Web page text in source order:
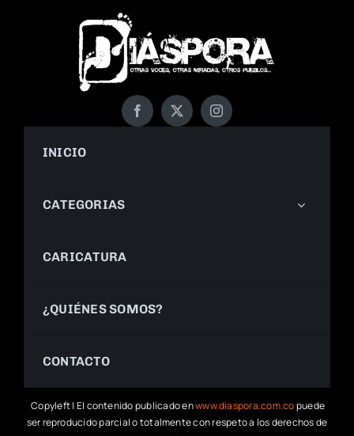
INICIO
CATEGORIAS
CARICATURA
¿QUIÉNES SOMOS?
CONTACTO
Copyleft | El contenido publicado enwww.diaspora.com.copuede
ser reproducido parcial o totalmente con respeto a los derechos de